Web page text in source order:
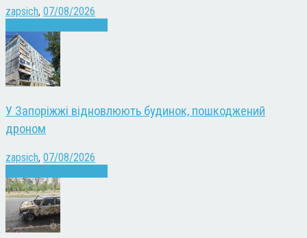
zapsich, 07/08/2026
У Запоріжжі відновлюють будинок, пошкоджений
дроном
zapsich, 07/08/2026